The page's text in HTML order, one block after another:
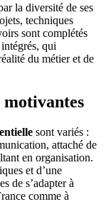
la diversité de ses
techniques
sont complétés
qui
du métier et de
motivantes
sont variés :
attaché de
en organisation.
et d’une
de s’adapter à
comme à